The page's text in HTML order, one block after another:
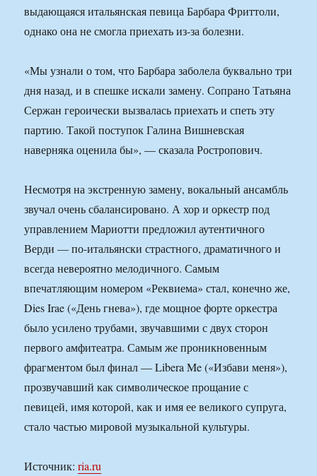
выдающаяся итальянская певица Барбара Фриттоли,
однако она не смогла приехать из-за болезни.
«Мы узнали о том, что Барбара заболела буквально три
дня назад, и в спешке искали замену. Сопрано Татьяна
Сержан героически вызвалась приехать и спеть эту
партию. Такой поступок Галина Вишневская
наверняка оценила бы», — сказала Ростропович.
Несмотря на экстренную замену, вокальный ансамбль
звучал очень сбалансировано. А хор и оркестр под
управлением Мариотти предложил аутентичного
Верди — по-итальянски страстного, драматичного и
всегда невероятно мелодичного. Самым
впечатляющим номером «Реквиема» стал, конечно же,
Dies Irae («День гнева»), где мощное форте оркестра
было усилено трубами, звучавшими с двух сторон
первого амфитеатра. Самым же проникновенным
фрагментом был финал — Libera Me («Избави меня»),
прозвучавший как символическое прощание с
певицей, имя которой, как и имя ее великого супруга,
стало частью мировой музыкальной культуры.
Источник:ria.ru